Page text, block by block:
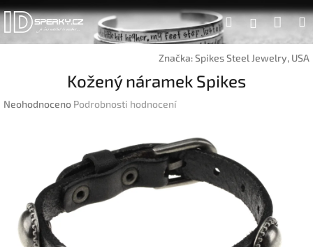
Přejít
na
obsah
Hledat
Značka:Spikes Steel Jewelry, USA
Kožený náramek Spikes
Průměrné
hvězdiček.
Neohodnoceno Podrobnosti hodnocení